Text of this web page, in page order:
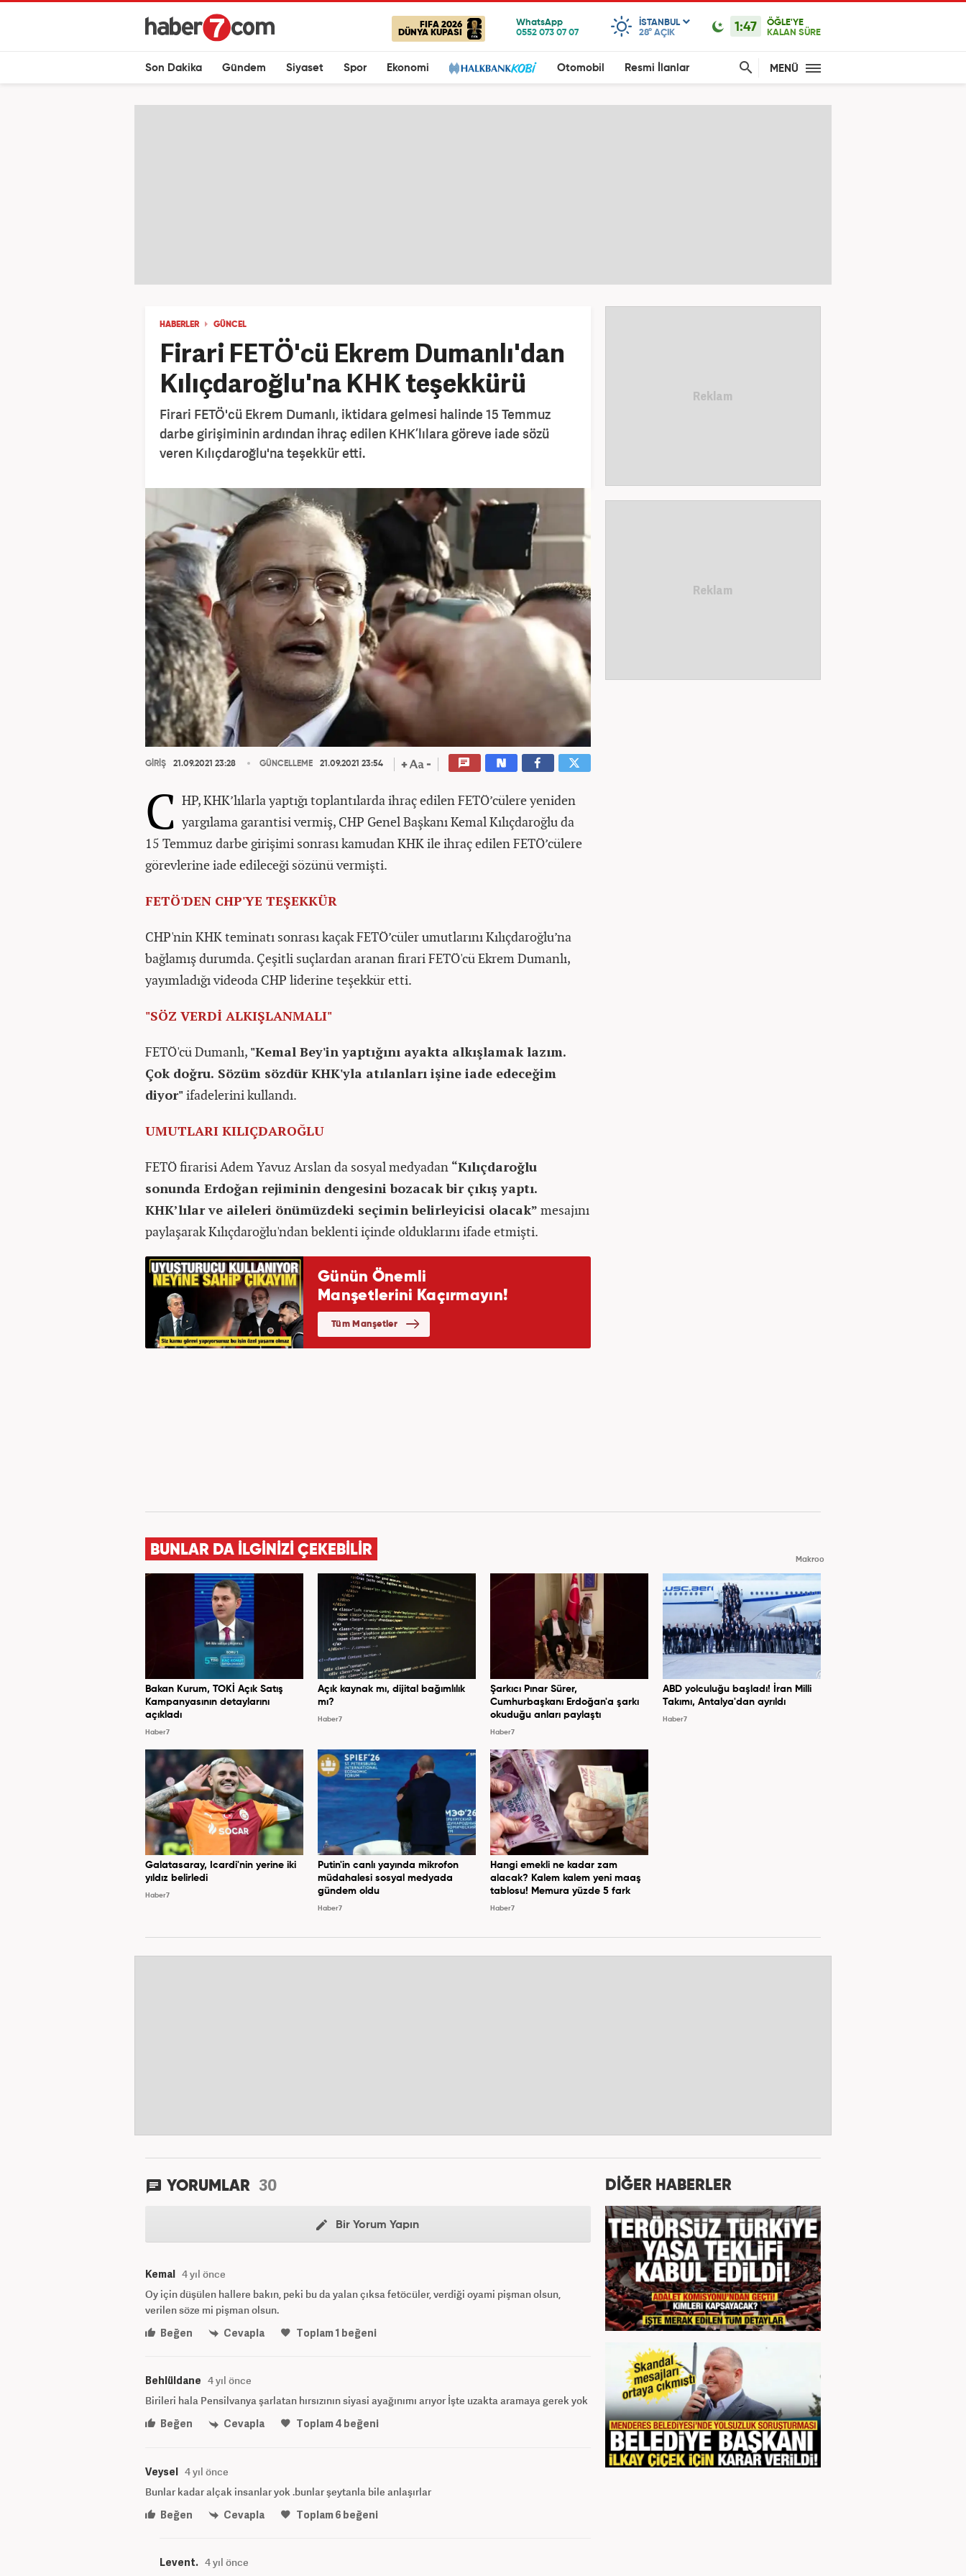
FIFA 2026
DÜNYA KUPASI
ISTANBUL
28° AÇIK 1:47
ÖĞLE'YE
KALAN SÜRE
Son Dakika Gündem Siyaset Spor Ekonomi Otomobil Resmi İlanlar MENÜ
HABERLER GÜNCEL
Firari FETÖ'cü Ekrem Dumanlı'dan
Kılıçdaroğlu'na KHK teşekkürü
Firari FETÖ'cü Ekrem Dumanlı, iktidara gelmesi halinde 15 Temmuz
darbe girişiminin ardından ihraç edilen KHK’lılara göreve iade sözü
veren Kılıçdaroğlu'na teşekkür etti.
GİRİŞ 21.09.2021 23:28 GÜNCELLEME 21.09.2021 23:54
C HP, KHK’lılarla yaptığı toplantılarda ihraç edilen FETÖ’cülere yeniden
yargılama garantisi vermiş, CHP Genel Başkanı Kemal Kılıçdaroğlu da
15 Temmuz darbe girişimi sonrası kamudan KHK ile ihraç edilen FETÖ’cülere
görevlerine iade edileceği sözünü vermişti.
FETÖ'DEN CHP'YE TEŞEKKÜR
CHP'nin KHK teminatı sonrası kaçak FETÖ’cüler umutlarını Kılıçdaroğlu’na
bağlamış durumda. Çeşitli suçlardan aranan firari FETÖ'cü Ekrem Dumanlı,
yayımladığı videoda CHP liderine teşekkür etti.
"SÖZ VERDİ ALKIŞLANMALI"
FETÖ'cü Dumanlı, "Kemal Bey'in yaptığını ayakta alkışlamak lazım.
Çok doğru. Sözüm sözdür KHK'yla atılanları işine iade edeceğim
diyor"ifadelerini kullandı.
UMUTLARI KILIÇDAROĞLU
FETÖ firarisi Adem Yavuz Arslan da sosyal medyadan “Kılıçdaroğlu
sonunda Erdoğan rejiminin dengesini bozacak bir çıkış yaptı.
KHK’lılar ve aileleri önümüzdeki seçimin belirleyicisi olacak” mesajını
paylaşarak Kılıçdaroğlu'ndan beklenti içinde olduklarını ifade etmişti.
BUNLAR DA İLGİNİZİ ÇEKEBİLİR
Makroo
Bakan Kurum, TOKİ Açık Satış
Kampanyasının detaylarını
açıkladı
Haber7
Açık kaynak mı, dijital bağımlılık
mı?
Haber7
Şarkıcı Pınar Sürer,
Cumhurbaşkanı Erdoğan'a şarkı
okuduğu anları paylaştı
Haber7
ABD yolculuğu başladı! İran Milli
Takımı, Antalya'dan ayrıldı
Haber7
Galatasaray, Icardi'nin yerine iki
yıldız belirledi
Haber7
Putin'in canlı yayında mikrofon
müdahalesi sosyal medyada
gündem oldu
Haber7
Hangi emekli ne kadar zam
alacak? Kalem kalem yeni maaş
tablosu! Memura yüzde 5 fark
Haber7
YORUMLAR 30
Bir Yorum Yapın
Kemal 4 yıl önce
Oy için düşülen hallere bakın, peki bu da yalan çıksa fetöcüler, verdiği oyami pişman olsun,
verilen söze mi pişman olsun.
Beğen
Cevapla Toplam1 beğeni
Behlüldane 4 yıl önce
Birileri hala Pensilvanya şarlatan hırsızının siyasi ayağınımı arıyor İşte uzakta aramaya gerek yok
Beğen
Cevapla Toplam4 beğeni
Veysel 4 yıl önce
Bunlar kadar alçak insanlar yok .bunlar şeytanla bile anlaşırlar
Beğen
Cevapla Toplam6 beğeni
Levent. 4 yıl önce
DİĞER HABERLER